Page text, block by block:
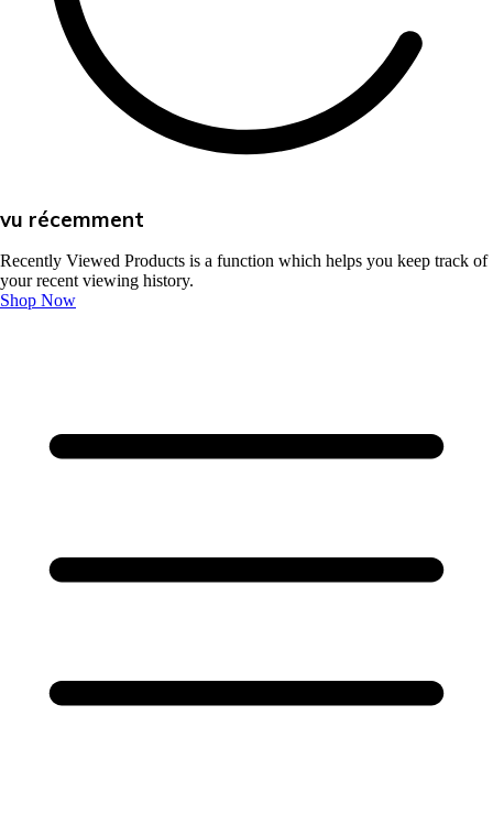
vu récemment
Recently Viewed Products is a function which helps you keep track of
your recent viewing history.
Shop Now